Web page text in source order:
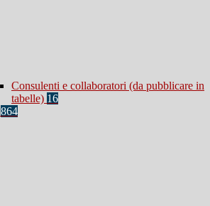
Consulenti e collaboratori (da pubblicare in
tabelle) 16
864